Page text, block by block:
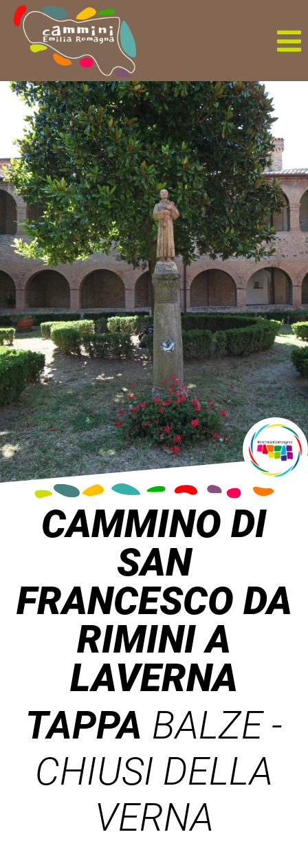
CAMMINO DI
SAN
FRANCESCO DA
RIMINI A
LAVERNA
TAPPA BALZE -
CHIUSI DELLA
VERNA